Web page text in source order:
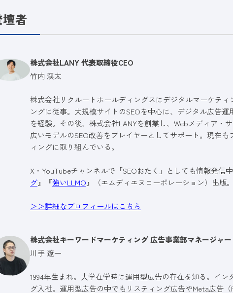
者
株式会社LANY 代表取締役CEO
竹内 渓太
株式会社リクルートホールディングスにデジタルマーケテ
ングに従事。大規模サイトのSEOを中心に、デジタル広告
を経験。その後、株式会社LANYを創業し、Webメディア・
広いモデルのSEO改善をプレイヤーとしてサポート。現在
ィングに取り組んでいる。
X・YouTubeチャンネルで「SEOおたく」としても情報発信
グ』『強いLLMO 』（エムディエヌコーポレーション）出版。
＞＞詳細なプロフィールはこちら
株式会社キーワードマーケティング 広告事業部マネージャー
川手 遼一
1994年生まれ。大学在学時に運用型広告の存在を知る。イ
グ入社。運用型広告の中でもリスティング広告やMeta広告